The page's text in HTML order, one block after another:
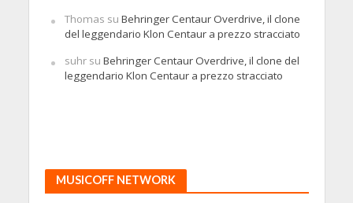
Thomas su Behringer Centaur Overdrive, il clone
del leggendario Klon Centaur a prezzo stracciato
suhrsu Behringer Centaur Overdrive, il clone del
leggendario Klon Centaur a prezzo stracciato
MUSICOFF NETWORK